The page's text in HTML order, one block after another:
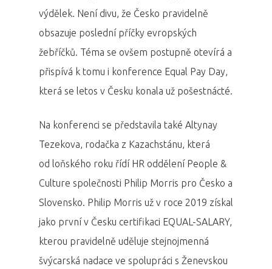
výdělek. Není divu, že Česko pravidelně
obsazuje poslední příčky evropských
žebříčků. Téma se ovšem postupně otevírá a
přispívá k tomu i konference Equal Pay Day,
která se letos v Česku konala už pošestnácté.
Na konferenci se představila také Altynay
Tezekova, rodačka z Kazachstánu, která
od loňského roku řídí HR oddělení People &
Culture společnosti Philip Morris pro Česko a
Slovensko. Philip Morris už v roce 2019 získal
jako první v Česku certifikaci EQUAL-SALARY,
kterou pravidelně uděluje stejnojmenná
švýcarská nadace ve spolupráci s Ženevskou